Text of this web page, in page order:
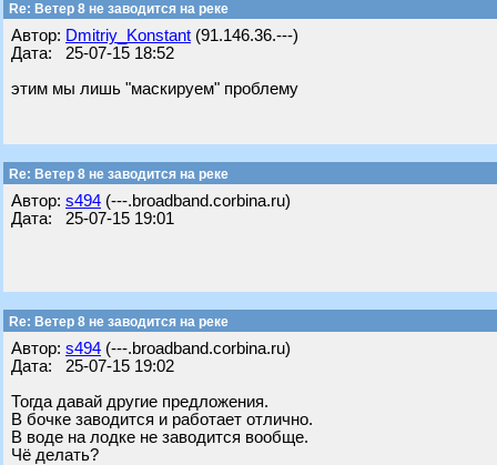
Re: Ветер 8 не заводится на реке
Автор: Dmitriy_Konstant (91.146.36.---)
Дата: 25-07-15 18:52
этим мы лишь "маскируем" проблему
Re: Ветер 8 не заводится на реке
Автор: s494 (---.broadband.corbina.ru)
Дата: 25-07-15 19:01
Re: Ветер 8 не заводится на реке
Автор: s494 (---.broadband.corbina.ru)
Дата: 25-07-15 19:02
Тогда давай другие предложения.
В бочке заводится и работает отлично.
В воде на лодке не заводится вообще.
Чё делать?